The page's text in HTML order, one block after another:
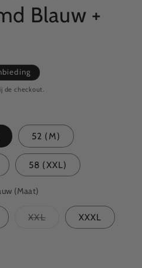
Blauw +
de checkout.
52 (M)
58 (XXL)
(Maat)
XXL
Variant
XXXL